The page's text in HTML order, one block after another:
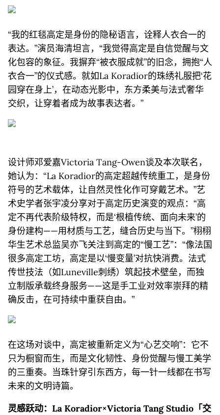
“我的红毯高定是身份的隐秘语言，诠释人衣合一的
表达。”演员海清坦言，“我觉得高定是自信觉醒与文
化包容的象征。我摒弃“被衣服成就”的旧念，拥抱“人
衣合一”的仪式感。就如La Koradior的珠绣礼服把‘花
园穿在身上’，在动态光影中，东方柔美与法式奢华
交织，让穿着者成为故事表达者。”
设计师邓爱嘉Victoria Tang-Owen谈及本次联名，
她认为：“La Koradior的高定超越传统重工，是身份
符号的艺术载体，让自然灵性化作可穿戴艺术。”艺
术史学者张宇凌分享对于高定历史演变的观点：“高
定不再代表阶级特权，而是‘根植传统、面向未来’的
身份建构——用材质与工艺，缝合历史与当下。”栩栩
华生艺术总监吴亦飞关注到高定的“慢工艺”：“像法国
很多高定工坊，高定是以‘慢变量’对抗快消费。法式
传世技法（如Luneville刺绣）筑起技术壁垒，而独
立制版承载终身服务——这是手工业对效率崇拜的精
确反击，在可持续中重获自由。”
在这场对谈中，高定被重新定义为“心艺交响”：它不
只为橱窗而生，而是文化韧性、身份觉醒与慢工美学
的三重奏。当珠针穿引东西方，每一针一线都在书写
未来的文明诗篇。
灵感跃动：La Koradior×Victoria Tang Studio「交